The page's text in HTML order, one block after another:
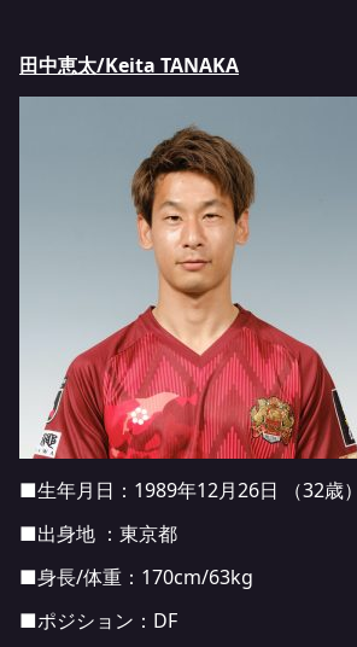
田中恵太/Keita TANAKA
■生年月日：1989年12月26日 （32歳）
■出身地 ：東京都
■身長/体重：170cm/63kg
■ポジション：DF